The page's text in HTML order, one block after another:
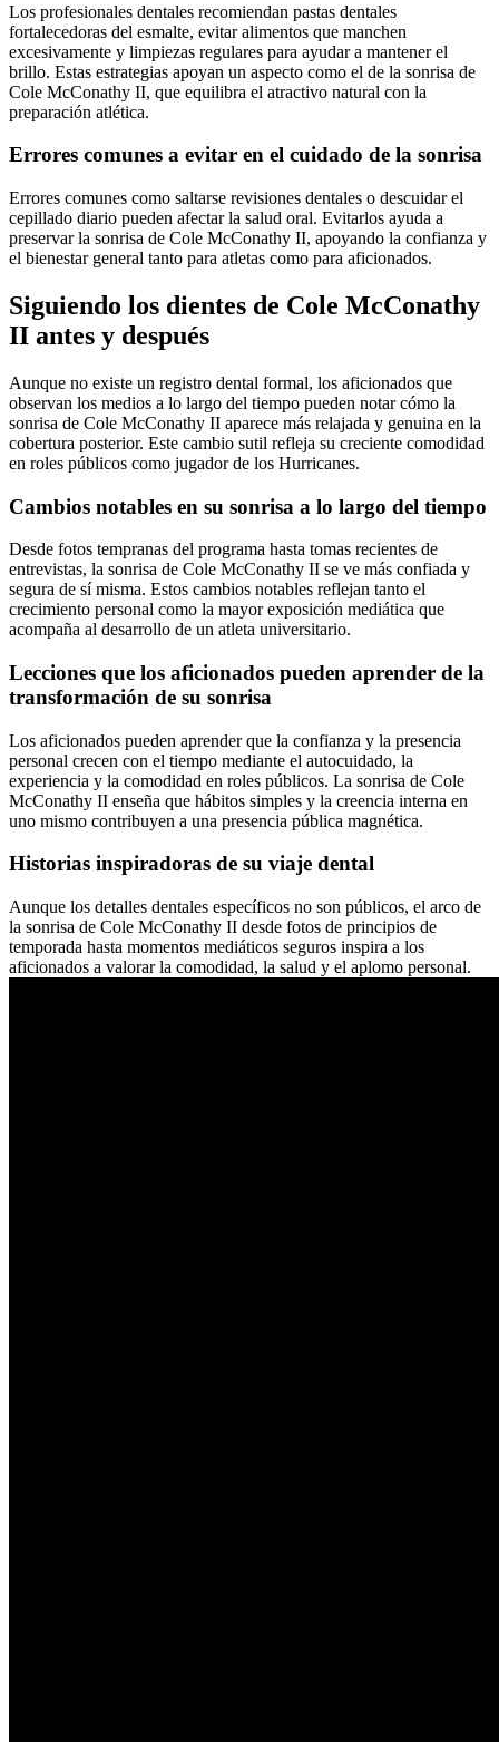
Los profesionales dentales recomiendan pastas dentales
fortalecedoras del esmalte, evitar alimentos que manchen
excesivamente y limpiezas regulares para ayudar a mantener el
brillo. Estas estrategias apoyan un aspecto como el de la sonrisa de
Cole McConathy II, que equilibra el atractivo natural con la
preparación atlética.
Errores comunes a evitar en el cuidado de la sonrisa
Errores comunes como saltarse revisiones dentales o descuidar el
cepillado diario pueden afectar la salud oral. Evitarlos ayuda a
preservar la sonrisa de Cole McConathy II, apoyando la confianza y
el bienestar general tanto para atletas como para aficionados.
Siguiendo los dientes de Cole McConathy
II antes y después
Aunque no existe un registro dental formal, los aficionados que
observan los medios a lo largo del tiempo pueden notar cómo la
sonrisa de Cole McConathy II aparece más relajada y genuina en la
cobertura posterior. Este cambio sutil refleja su creciente comodidad
en roles públicos como jugador de los Hurricanes.
Cambios notables en su sonrisa a lo largo del tiempo
Desde fotos tempranas del programa hasta tomas recientes de
entrevistas, la sonrisa de Cole McConathy II se ve más confiada y
segura de sí misma. Estos cambios notables reflejan tanto el
crecimiento personal como la mayor exposición mediática que
acompaña al desarrollo de un atleta universitario.
Lecciones que los aficionados pueden aprender de la
transformación de su sonrisa
Los aficionados pueden aprender que la confianza y la presencia
personal crecen con el tiempo mediante el autocuidado, la
experiencia y la comodidad en roles públicos. La sonrisa de Cole
McConathy II enseña que hábitos simples y la creencia interna en
uno mismo contribuyen a una presencia pública magnética.
Historias inspiradoras de su viaje dental
Aunque los detalles dentales específicos no son públicos, el arco de
la sonrisa de Cole McConathy II desde fotos de principios de
temporada hasta momentos mediáticos seguros inspira a los
aficionados a valorar la comodidad, la salud y el aplomo personal.